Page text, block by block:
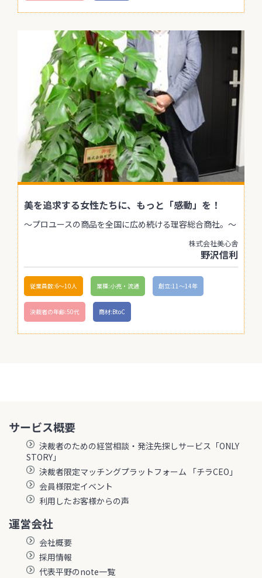
美を追求する女性たちに、もっと「感動」を！
〜プロユースの商品を全国に広め続ける理容総合商社。〜
株式会社美心舎
野沢信利
従業員数:6～10人 業種:小売・流通 創立:11〜14年
決裁者の年齢:50代 商材:BtoC
サービス概要
決裁者のための経営相談・発注先探しサービス「ONLY
STORY」
決裁者限定マッチングプラットフォーム 「チラCEO」
会員様限定イベント
利用したお客様からの声
運営会社
会社概要
採用情報
代表平野のnote一覧